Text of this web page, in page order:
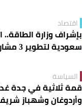
اقتصاد
بإشراف وزارة الطاقة..
سعودية
السياسة
قمة ثلاثية في جدة
وأردوغان وشهباز